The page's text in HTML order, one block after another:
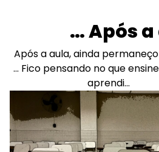
… Após
Após a aula, ainda
… Fico pensando no que
aprendi…